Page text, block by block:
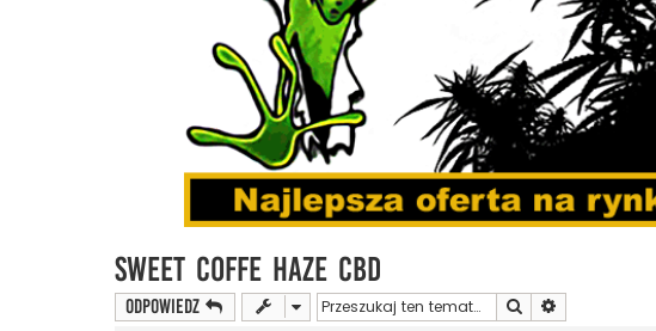
Sweet coffe haze cbd
ODPOWIEDZ Szukaj